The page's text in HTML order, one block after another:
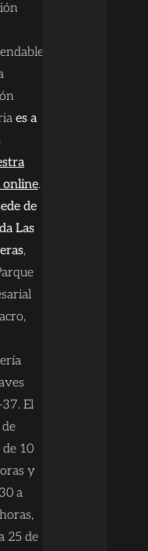
es a
online.
de
Las
,
El
10
y
a
25 de